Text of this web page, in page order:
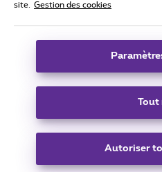
Conditions générales, info
Coordonnées de l’entreprise
Boulevard du Roi Albert II 27 -
Carrier & Wholesale Solutions
|Telindus
|Sitemap
site.
Gestion des cookies
Tout
Autoriser